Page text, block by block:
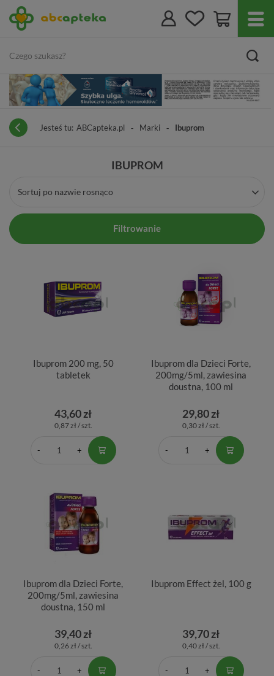
Jesteś tu: ABCapteka.pl Marki Ibuprom
IBUPROM
Sortuj po nazwie rosnąco
Filtrowanie
Ibuprom 200 mg, 50
tabletek
43,60 zł
0,87 zł / szt.
Ibuprom dla Dzieci Forte,
200mg/5ml, zawiesina
doustna, 100 ml
29,80 zł
0,30 zł / szt.
Ibuprom dla Dzieci Forte,
200mg/5ml, zawiesina
doustna, 150 ml
39,40 zł
0,26 zł / szt.
Ibuprom Effect żel, 100 g
39,70 zł
0,40 zł / szt.